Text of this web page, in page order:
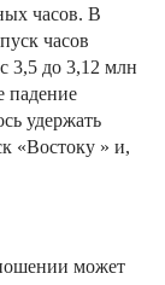
часов. В
часов
3,5 до 3,12 млн
падение
удержать
«Востоку » и,
может